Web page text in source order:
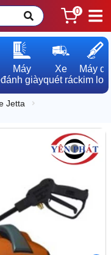
0
Máy
đánh giày
Xe
quét rác
Máy dò
kim loại
Jetta